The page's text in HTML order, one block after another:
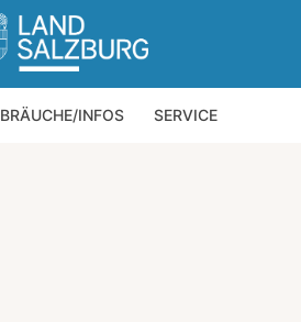
BRÄUCHE/INFOS SERVICE